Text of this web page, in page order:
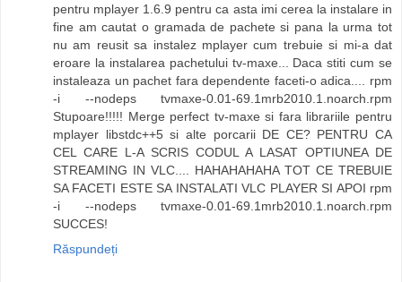
pentru mplayer 1.6.9 pentru ca asta imi cerea la instalare in
fine am cautat o gramada de pachete si pana la urma tot
nu am reusit sa instalez mplayer cum trebuie si mi-a dat
eroare la instalarea pachetului tv-maxe... Daca stiti cum se
instaleaza un pachet fara dependente faceti-o adica.... rpm
-i --nodeps tvmaxe-0.01-69.1mrb2010.1.noarch.rpm
Stupoare!!!!! Merge perfect tv-maxe si fara librariile pentru
mplayer libstdc++5 si alte porcarii DE CE? PENTRU CA
CEL CARE L-A SCRIS CODUL A LASAT OPTIUNEA DE
STREAMING IN VLC.... HAHAHAHAHA TOT CE TREBUIE
SA FACETI ESTE SA INSTALATI VLC PLAYER SI APOI rpm
-i --nodeps tvmaxe-0.01-69.1mrb2010.1.noarch.rpm
SUCCES!
Răspundeți